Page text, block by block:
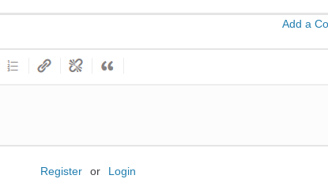
Add a
Register or Login